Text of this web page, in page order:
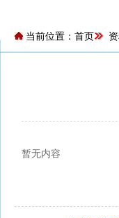
当前位置： 首页
暂无内容